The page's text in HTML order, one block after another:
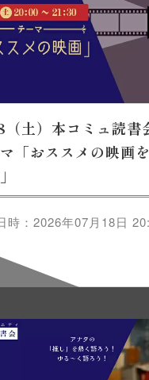
土）本コミュ読
「おススメの映画
時：2026年07月18日